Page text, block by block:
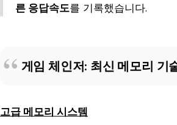
른 응답속도를 기록했습니다.
게임 체인저: 최신 메모리 기
고급 메모리 시스템